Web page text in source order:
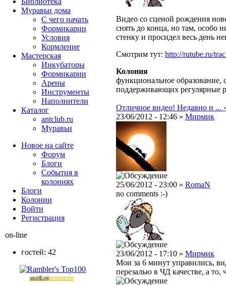
Видео со сценой рождения
снять до конца, но там, особо
стенку и просидел весь день
Смотрим тут: http://rutube.ru/
Колония
функциональное образование,
поддерживающих регулярные
Отличное видео! Недавно н ... ›
23/06/2012 - 12:46 » Мирмик
25/06/2012 - 23:00 » RomaN
no comments :-)
23/06/2012 - 17:10 » Мирмик
Мои за 6 минут управились,
перезалью в ЧД качестве, а
Муравьи дома
С чего начать
Формикарии
Условия
Кормление
Мастерская
Инкубаторы
Формикарии
Арены
Инструменты
Наполнители
Каталог
antclub.ru
Муравьи
Новое на сайте
Форум
Блоги
События в
колониях
Блоги
Колонии
Войти
Peгиcтpaция
on-line
гостей: 42